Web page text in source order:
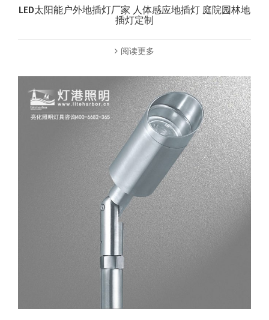
LED太阳能户外地插灯厂家 人体感应地插灯 庭院园林地
插灯定制
阅读更多